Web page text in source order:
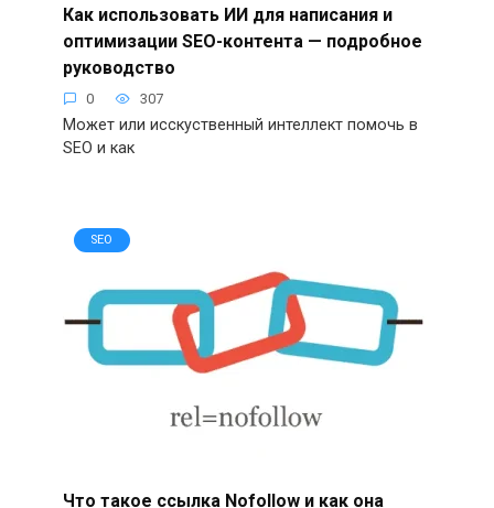
Как использовать ИИ для написания и
оптимизации SEO-контента — подробное
руководство
0 307
Может или исскуственный интеллект помочь в
SEO и как
SEO
Что такое ссылка Nofollow и как она